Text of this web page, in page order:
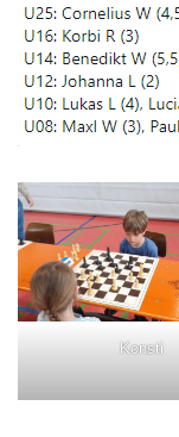
Konsti